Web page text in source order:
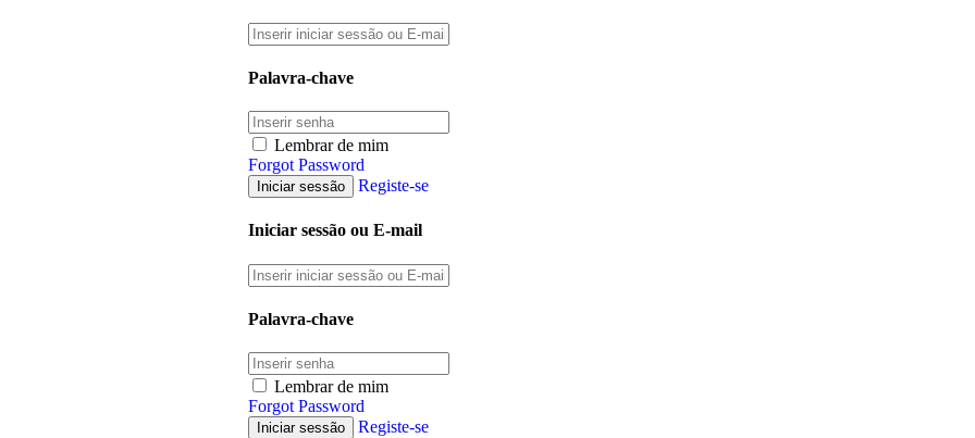
Palavra-chave
Lembrar de mim
Forgot Password
Registe-se
Iniciar sessão ou E-mail
Palavra-chave
Lembrar de mim
Forgot Password
Registe-se